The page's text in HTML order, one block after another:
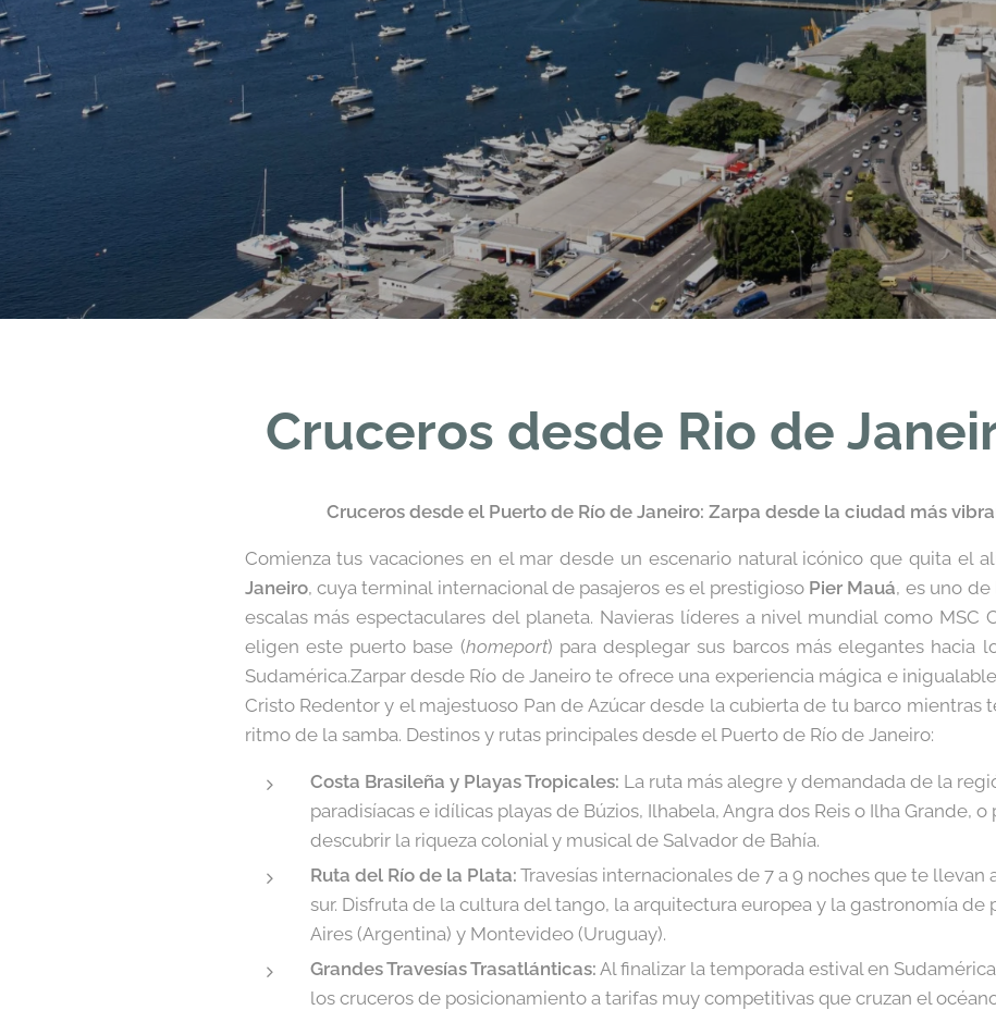
Cruceros desde Rio de
Cruceros desde el Puerto de Río de Janeiro: Zarpa desde la ciudad más
Comienza tus vacaciones en el mar desde un escenario natural icónico que quita el
Janeiro, cuya terminal internacional de pasajeros es el prestigioso Pier Mauá, es uno
escalas más espectaculares del planeta. Navieras líderes a nivel mundial como MSC
eligen este puerto base (homeport) para desplegar sus barcos más elegantes hacia
Sudamérica.Zarpar desde Río de Janeiro te ofrece una experiencia mágica e
Cristo Redentor y el majestuoso Pan de Azúcar desde la cubierta de tu barco mientras
ritmo de la samba. Destinos y rutas principales desde el Puerto de Río de Janeiro:
Costa Brasileña y Playas Tropicales: La ruta más alegre y demandada de la
paradisíacas e idílicas playas de Búzios, Ilhabela, Angra dos Reis o Ilha Grande,
descubrir la riqueza colonial y musical de Salvador de Bahía.
Ruta del Río de la Plata: Travesías internacionales de 7 a 9 noches que te llevan
sur. Disfruta de la cultura del tango, la arquitectura europea y la gastronomía de
Aires (Argentina) y Montevideo (Uruguay).
Grandes Travesías Trasatlánticas: Al finalizar la temporada estival en
los cruceros de posicionamiento a tarifas muy competitivas que cruzan el